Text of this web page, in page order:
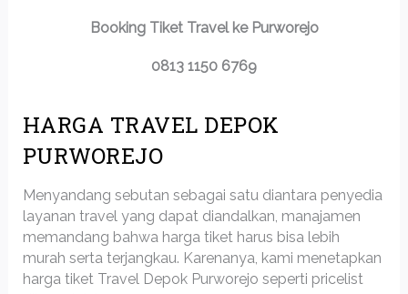
Booking Tiket Travel ke Purworejo
0813 1150 6769
HARGA TRAVEL DEPOK
PURWOREJO
Menyandang sebutan sebagai satu diantara penyedia
layanan travel yang dapat diandalkan, manajamen
memandang bahwa harga tiket harus bisa lebih
murah serta terjangkau. Karenanya, kami menetapkan
harga tiket Travel Depok Purworejo seperti pricelist